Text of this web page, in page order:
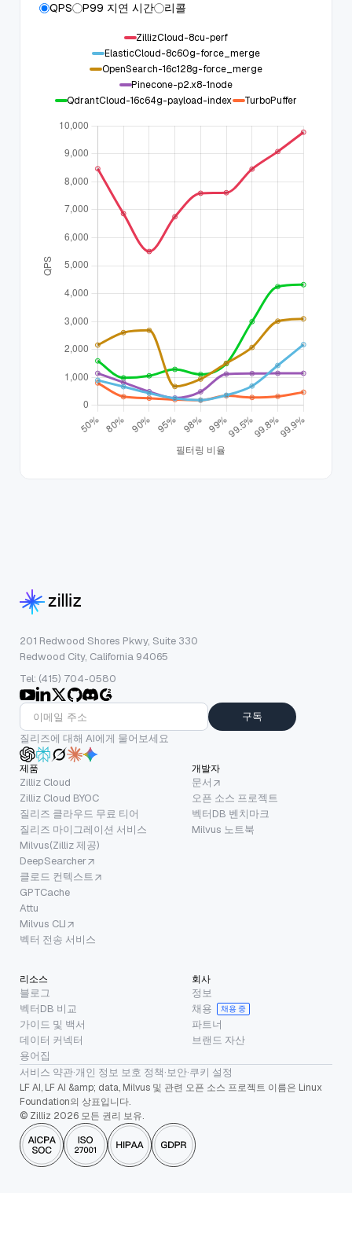
QPS
P99 지연 시간 리콜
ZillizCloud-8cu-perf
ElasticCloud-8c60g-force_merge
OpenSearch-16c128g-force_merge
Pinecone-p2.x8-1node
QdrantCloud-16c64g-payload-index
TurboPuffer
201 Redwood Shores Pkwy, Suite 330
Redwood City, California 94065
Tel: (415) 704-0580
구독
질리즈에 대해 AI에게 물어보세요
제품
Zilliz Cloud
Zilliz Cloud BYOC
질리즈 클라우드 무료 티어
질리즈 마이그레이션 서비스
Milvus(Zilliz 제공)
DeepSearcher
클로드 컨텍스트
GPTCache
Attu
Milvus CLI
벡터 전송 서비스
개발자
문서
오픈 소스 프로젝트
벡터DB 벤치마크
Milvus 노트북
리소스
블로그
벡터DB 비교
가이드 및 백서
데이터 커넥터
용어집
회사
정보
채용
채용 중
파트너
브랜드 자산
서비스 약관·개인 정보 보호 정책·보안·쿠키 설정
LF AI, LF AI &amp; data, Milvus 및 관련 오픈 소스 프로젝트 이름은 Linux
Foundation의 상표입니다.
© Zilliz 2026 모든 권리 보유.